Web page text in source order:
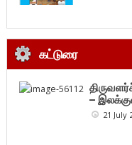
கட்டுரை
–
21 July